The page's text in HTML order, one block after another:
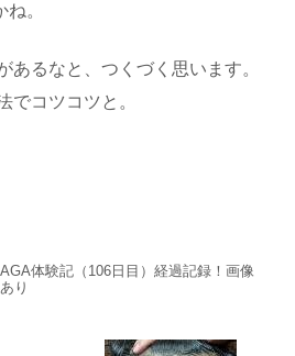
。
あるなと、つくづく思います。
でコツコツと。
AGA体験記（106日目）経過記録！画像
あり